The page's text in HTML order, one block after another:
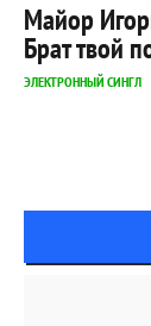
Майор
Брат твой
ЭЛЕКТРОННЫЙ СИНГЛ